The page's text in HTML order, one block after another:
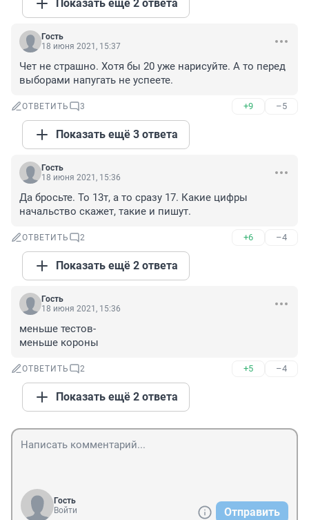
Показать ещё 2 ответа
Гость
18 июня 2021, 15:37
Чет не страшно. Хотя бы 20 уже нарисуйте. А то перед
выборами напугать не успеете.
ОТВЕТИТЬ 3 +9 –5
Показать ещё 3 ответа
Гость
18 июня 2021, 15:36
Да бросьте. То 13т, а то сразу 17. Какие цифры
начальство скажет, такие и пишут.
ОТВЕТИТЬ 2 +6 –4
Показать ещё 2 ответа
Гость
18 июня 2021, 15:36
меньше тестов-
меньше короны
ОТВЕТИТЬ 2 +5 –4
Показать ещё 2 ответа
Гость
Войти
Отправить